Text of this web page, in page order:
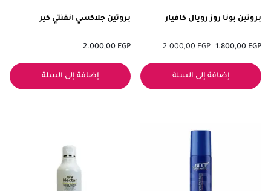
بروتين بونا روز رويال كافيار
2.000,00EGP 1.800,00 EGP
إضافة إلى السلة
بروتين جلاكسي انفنتي كير
2.000,00 EGP
إضافة إلى السلة